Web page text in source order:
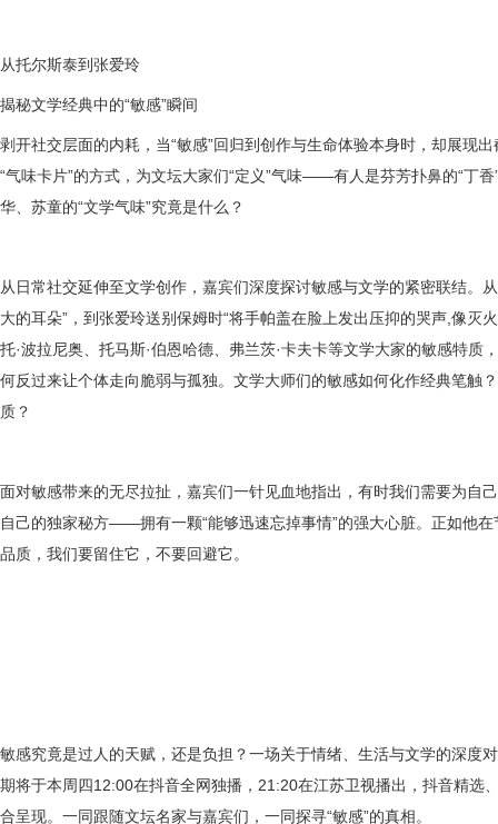
从托尔斯泰到张爱玲
揭秘文学经典中的“敏感”瞬间
剥开社交层面的内耗，当“敏感”回归到创作与生命体验本身时，却展现
“气味卡片”的方式，为文坛大家们“定义”气味——有人是芬芳扑鼻的“丁香
华、苏童的“文学气味”究竟是什么？
从日常社交延伸至文学创作，嘉宾们深度探讨敏感与文学的紧密联结。
大的耳朵” ，到张爱玲送别保姆时“将手帕盖在脸上发出压抑的哭声 像灭
托·波拉尼奥、托马斯·伯恩哈德、弗兰茨·卡夫卡等文学大家的敏感特质
何反过来让个体走向脆弱与孤独。文学大师们的敏感如何化作经典笔触
质？
面对敏感带来的无尽拉扯，嘉宾们一针见血地指出，有时我们需要为自
自己的独家秘方——拥有一颗“能够迅速忘掉事情”的强大心脏。正如他
品质，我们要留住它，不要回避它。
敏感究竟是过人的天赋，还是负担 ？一场关于情绪、生活与文学的深度
期将于本周四12:00在抖音全网独播， 21:20在江苏卫视播出，抖音精选
合呈现。一同跟随文坛名家与嘉宾们，一同探寻“敏感”的真相。